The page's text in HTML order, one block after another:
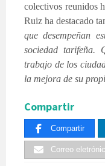
colectivos reunidos
Ruiz ha destacado
que desempeñan
sociedad tarifeña.
trabajo de los
la mejora de su
Compartir
Compartir
Correo